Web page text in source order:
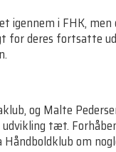
igennem i FHK, men
for deres fortsatte
og Malte
tæt.
om